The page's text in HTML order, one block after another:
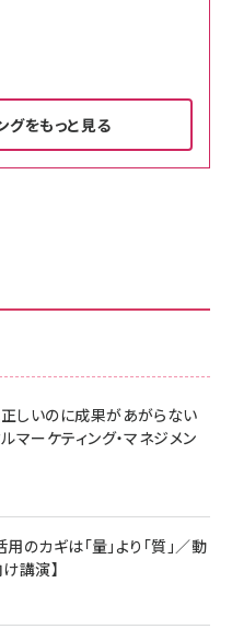
をもっと見る
06/24号 No.2500増刊
ョン[王道エンタメの矜持／
07/08号 No.2502[2026
に１億貯めた株式投資
カー保証5年 KLMEA128G
ルム iPhone 17 用 保護フィ
いPhone17 (6.3インチ) 対応
/アクティブノイズキャンセリ
カー保証5年 KLMEA128G
ード - Amazonロゴ - クラ
III Flow USB-C & USB-C
ミッドナイトブラック)
しいのに成果があがらない
マーケティング・マネジメン
カギは「量」より「質」／動
講演】